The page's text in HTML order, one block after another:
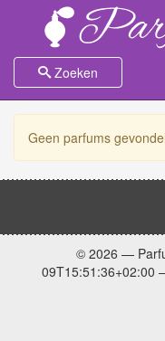
Zoeken
Geen parfums
© 2026 —
09T15:51:36+02:00